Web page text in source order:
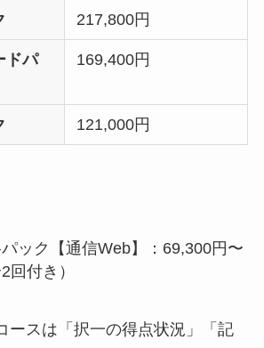
217,800円
ドパ
169,400円
121,000円
ック【通信Web】：69,300円〜
回付き）
ースは「択一の得点状況」「記